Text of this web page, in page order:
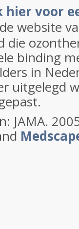
hier voor
website
die
binding
in
uitgelegd
JAMA.